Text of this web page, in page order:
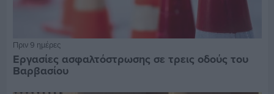
Πριν 9 ημέρες
Εργασίες ασφαλτόστρωσης σε τρεις οδούς του
Βαρβασίου